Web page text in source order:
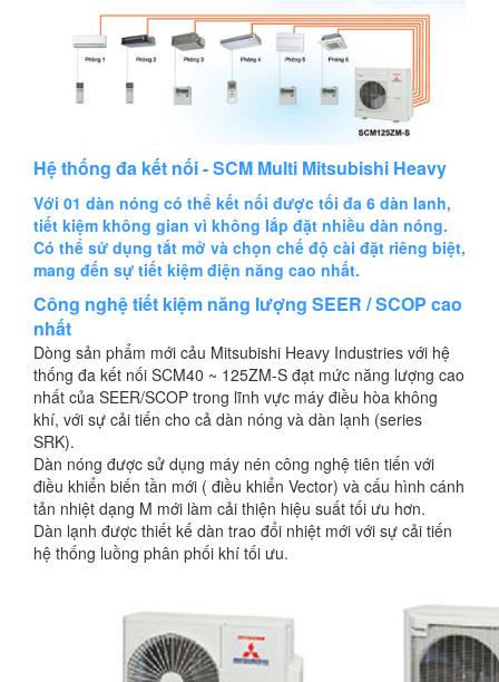
Hệ thống đa kết nối - SCM Multi Mitsubishi Heavy
Với 01 dàn nóng có thể kết nối được tối đa 6 dàn lanh,
tiết kiệm không gian vì không lắp đặt nhiều dàn nóng.
Có thể sử dụng tắt mở và chọn chế độ cài đặt riêng biệt,
mang đến sự tiết kiệm điện năng cao nhất.
Công nghệ tiết kiệm năng lượng SEER / SCOP cao
nhất
Dòng sản phẩm mới cảu Mitsubishi Heavy Industries với hệ
thống đa kết nối SCM40 ~ 125ZM-S đạt mức năng lượng cao
nhất của SEER/SCOP trong lĩnh vực máy điều hòa không
khí, với sự cải tiến cho cả dàn nóng và dàn lạnh (series
SRK).
Dàn nóng được sử dụng máy nén công nghệ tiên tiến với
điều khiển biến tần mới ( điều khiển Vector) và cấu hình cánh
tản nhiệt dạng M mới làm cải thiện hiệu suất tối ưu hơn.
Dàn lạnh được thiết kế dàn trao đổi nhiệt mới với sự cải tiến
hệ thống luồng phân phối khí tối ưu.